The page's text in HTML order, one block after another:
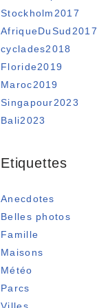
Stockholm2017
AfriqueDuSud2017
cyclades2018
Floride2019
Maroc2019
Singapour2023
Bali2023
Etiquettes
Anecdotes
Belles photos
Famille
Maisons
Météo
Parcs